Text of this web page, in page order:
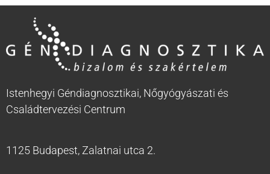
Istenhegyi Géndiagnosztikai, Nőgyógyászati és
Családtervezési Centrum
1125 Budapest, Zalatnai utca 2.